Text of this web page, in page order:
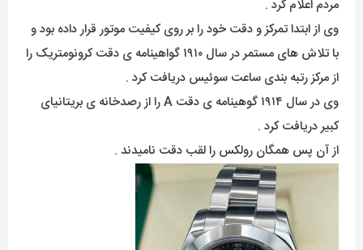
مردم اعلام کرد .
وی از ابتدا تمرکز و دقت خود را بر روی کیفیت موتور قرار داده بود و
با تلاش های مستمر در سال ۱۹۱۰ گواهینامه ی دقت کرونومتریک را
از مرکز رتبه بندی ساعت سوئیس دریافت کرد .
وی در سال ۱۹۱۴ گوهینامه ی دقت A را از رصدخانه ی بریتانیای
کبیر دریافت کرد .
از آن پس همگان رولکس را لقب دقت نامیدند .